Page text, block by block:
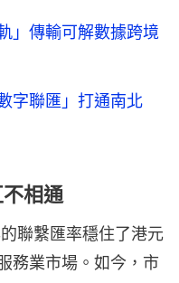
」傳輸可解數據跨境
字聯匯」打通南北
相通
聯繫匯率穩住了港元
務業市場。如今，市